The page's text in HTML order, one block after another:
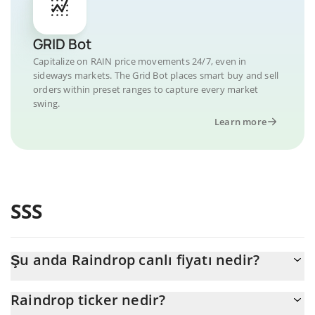
GRID Bot
Capitalize on RAIN price movements 24/7, even in
sideways markets. The Grid Bot places smart buy and sell
orders within preset ranges to capture every market
swing.
Learn more
SSS
Şu anda Raindrop canlı fiyatı nedir?
0,000003'dır
Raindrop ticker nedir?